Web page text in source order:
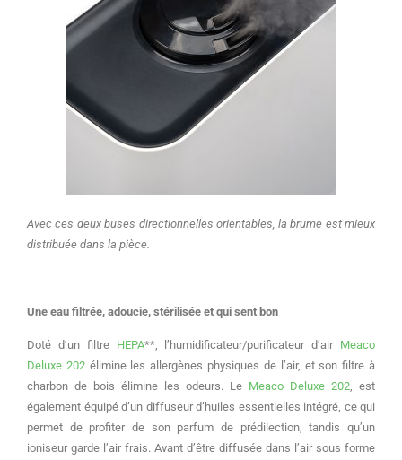
Avec ces deux buses directionnelles orientables, la brume est mieux
distribuée dans la pièce.
Une eau filtrée, adoucie, stérilisée et qui sent bon
Doté d’un filtre HEPA**, l’humidificateur/purificateur d’air Meaco
Deluxe 202élimine les allergènes physiques de l’air, et son filtre à
charbon de bois élimine les odeurs. Le Meaco Deluxe 202 , est
également équipé d’un diffuseur d’huiles essentielles intégré, ce qui
permet de profiter de son parfum de prédilection, tandis qu’un
ioniseur garde l’air frais. Avant d’être diffusée dans l’air sous forme